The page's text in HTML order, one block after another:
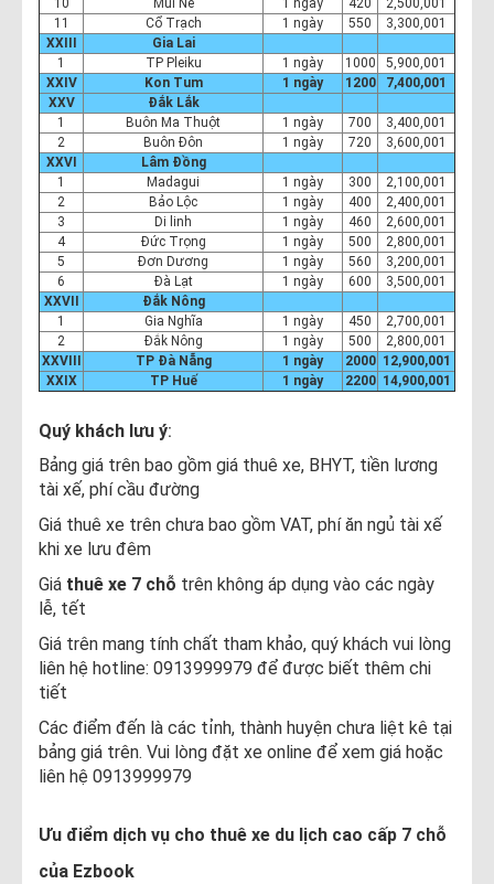
11
Cổ Trạch 1 ngày 550
3,300,001
XXIII
Gia Lai
1
TP Pleiku 1 ngày 1000
5,900,001
XXIV
Kon Tum 1 ngày 1200
7,400,001
XXV
Đắk Lắk
1
Buôn Ma Thuột 1 ngày 700
3,400,001
2
Buôn Đôn 1 ngày 720
3,600,001
XXVI
Lâm Đồng
1
Madagui 1 ngày 300
2,100,001
2
Bảo Lộc 1 ngày 400
2,400,001
3
Di linh 1 ngày 460
2,600,001
4
Đức Trọng 1 ngày 500
2,800,001
5
Đơn Dương 1 ngày 560
3,200,001
6
Đà Lạt 1 ngày 600
3,500,001
XXVII
Đắk Nông
1
Gia Nghĩa 1 ngày 450
2,700,001
2
Đắk Nông 1 ngày 500
2,800,001
XXVIII
TP Đà Nẵng 1 ngày 2000 12,900,001
XXIX
TP Huế 1 ngày 2200 14,900,001
Quý khách lưu ý:
Bảng giá trên bao gồm giá thuê xe, BHYT, tiền lương
tài xế, phí cầu đường
Giá thuê xe trên chưa bao gồm VAT, phí ăn ngủ tài xế
khi xe lưu đêm
Giá thuê xe 7 chỗ trên không áp dụng vào các ngày
lễ, tết
Giá trên mang tính chất tham khảo, quý khách vui lòng
liên hệ hotline: 0913999979 để được biết thêm chi
tiết
Các điểm đến là các tỉnh, thành huyện chưa liệt kê tại
bảng giá trên. Vui lòng đặt xe online để xem giá hoặc
liên hệ 0913999979
Ưu điểm dịch vụ cho thuê xe du lịch cao cấp 7 chỗ
của Ezbook